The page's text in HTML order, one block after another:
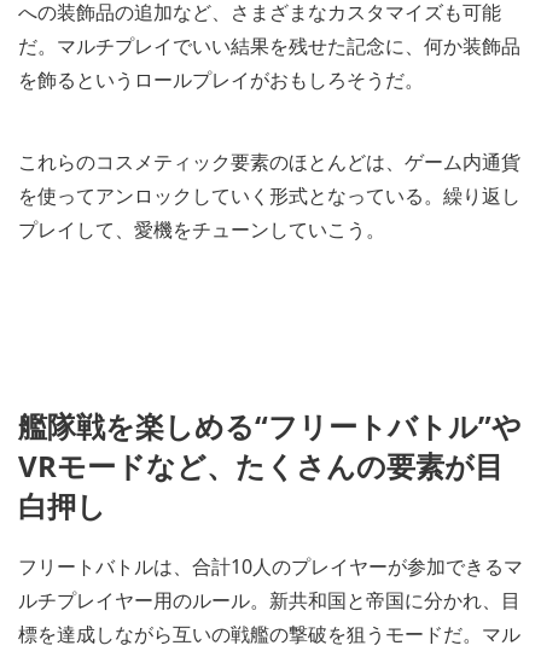
への装飾品の追加など、さまざまなカスタマイズも可能
だ。マルチプレイでいい結果を残せた記念に、何か装飾品
を飾るというロールプレイがおもしろそうだ。
これらのコスメティック要素のほとんどは、ゲーム内通貨
を使ってアンロックしていく形式となっている。繰り返し
プレイして、愛機をチューンしていこう。
艦隊戦を楽しめる“フリートバトル”や
VRモードなど、たくさんの要素が目
白押し
フリートバトルは、合計10人のプレイヤーが参加できるマ
ルチプレイヤー用のルール。新共和国と帝国に分かれ、目
標を達成しながら互いの戦艦の撃破を狙うモードだ。マル